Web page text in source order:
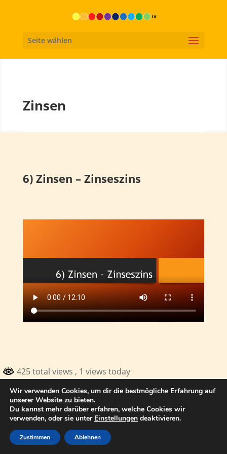
Seite wählen
Zinsen
6) Zinsen – Zinseszins
425 total views , 1 views today
© 2017 Thomas Kuhn Satteldorf
Wir verwenden Cookies, um dir die bestmögliche Erfahrung auf
unserer Website zu bieten.
Du kannst mehr darüber erfahren, welche Cookies wir
verwenden, oder sie unter Einstellungen deaktivieren.
Zustimmen Ablehnen